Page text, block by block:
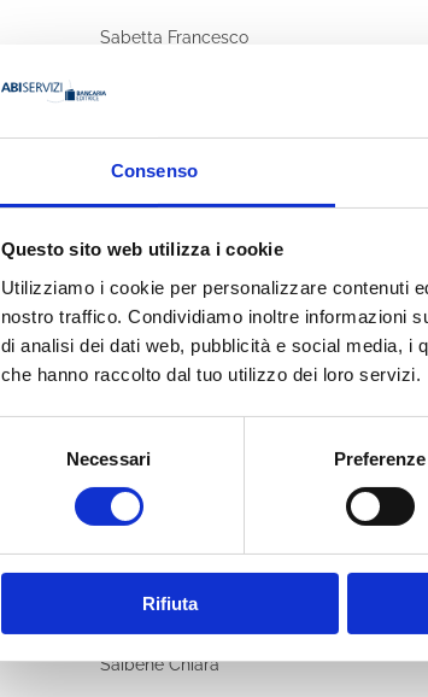
Consenso
Questo sito web utilizza i cookie
Utilizziamo i cookie per personalizzare contenuti
nostro traffico. Condividiamo inoltre informazioni
di analisi dei dati web, pubblicità e social media, i
che hanno raccolto dal tuo utilizzo dei loro servizi.
Necessari Preferenze
Rifiuta
Sabetta Francesco
Sabino Costanza
Sabino Gaia
Sacchetti Diego
Sacchi Roberto
Sacchi Silvana
Sacco Enrico
Sacco Salvatore
Saccomanni Fabrizio
Sahi Helen
Saibene Chiara